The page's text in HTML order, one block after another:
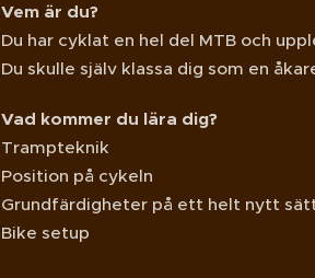
Vem är du?
Du har cyklat en hel del MTB och
Du skulle själv klassa dig som en
Vad kommer du lära dig?
Trampteknik
Position på cykeln
Grundfärdigheter på ett helt nytt
Bike setup